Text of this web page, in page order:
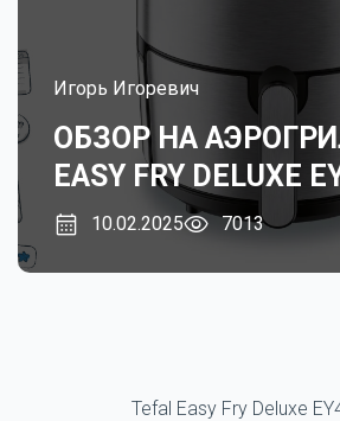
Игорь Игоревич
ОБЗОР НА
EASY FRY DELUXE
10.02.2025 7013
Tefal Easy Fry Deluxe